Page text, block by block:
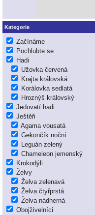
Kategorie
Začínáme
Pochlubte se
Hadi
Užovka červená
Krajta královská
Korálovka sedlatá
Hroznýš královský
Jedovatí hadi
Ještěři
Agama vousatá
Gekončík noční
Leguán zelený
Chameleon jemenský
Krokodýli
Želvy
Želva zelenavá
Želva čtyřprstá
Želva nádherná
Obojživelníci